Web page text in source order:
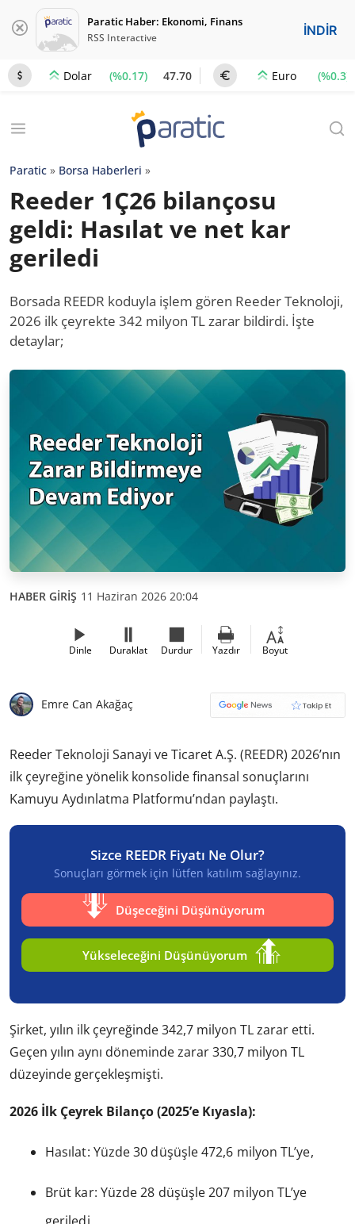
Paratic Haber: Ekonomi, Finans
RSS Interactive İNDİR
Dolar (%0.17) 47.70 Euro (%0.3)
Paratic » Borsa Haberleri »
Reeder 1Ç26 bilançosu
geldi: Hasılat ve net kar
geriledi
Borsada REEDR koduyla işlem gören Reeder Teknoloji,
2026 ilk çeyrekte 342 milyon TL zarar bildirdi. İşte
detaylar;
HABER GİRİŞ 11 Haziran 2026 20:04
Dinle Duraklat Durdur Yazdır Boyut
Emre Can Akağaç
Reeder Teknoloji Sanayi ve Ticaret A.Ş. (REEDR) 2026’nın
ilk çeyreğine yönelik konsolide finansal sonuçlarını
Kamuyu Aydınlatma Platformu’ndan paylaştı.
Sizce REEDR Fiyatı Ne Olur?
Sonuçları görmek için lütfen katılım sağlayınız.
Düşeceğini Düşünüyorum
Yükseleceğini Düşünüyorum
Şirket, yılın ilk çeyreğinde 342,7 milyon TL zarar etti.
Geçen yılın aynı döneminde zarar 330,7 milyon TL
düzeyinde gerçekleşmişti.
2026 İlk Çeyrek Bilanço (2025’e Kıyasla):
Hasılat: Yüzde 30 düşüşle 472,6 milyon TL’ye,
Brüt kar: Yüzde 28 düşüşle 207 milyon TL’ye